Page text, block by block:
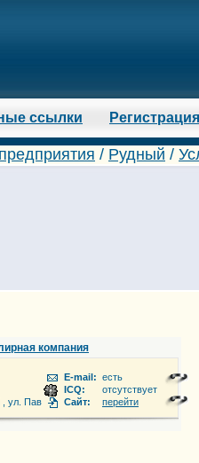
ссылки Регистрация
/ Рудный /
компания
, ул. Павла Корчагина , 92. (торговый дом
E-mail: есть
ICQ:
отсутствует
Сайт:
перейти